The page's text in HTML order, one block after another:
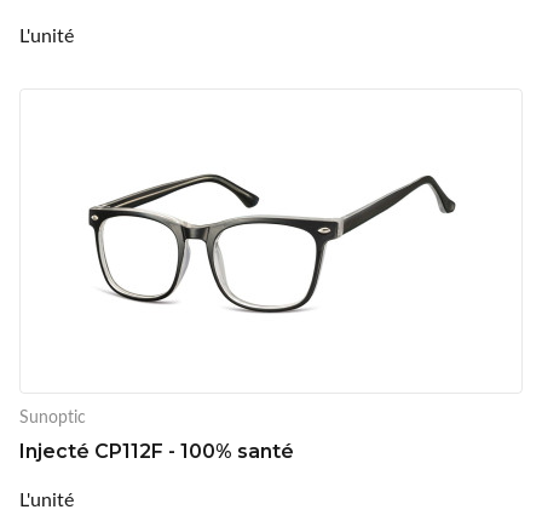
L'unité
Sunoptic
Injecté CP112F - 100% santé
L'unité